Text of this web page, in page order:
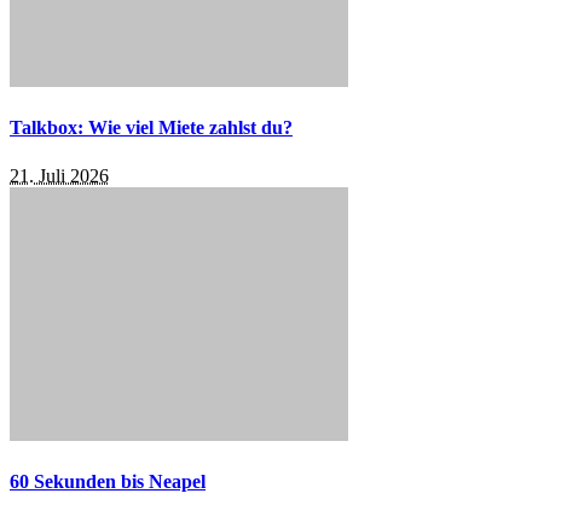
Talkbox: Wie viel Miete zahlst du?
21. Juli 2026
60 Sekunden bis Neapel